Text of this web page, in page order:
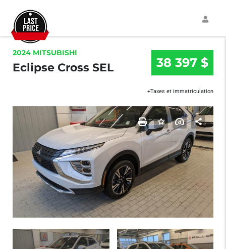
2024 MITSUBISHI
Eclipse Cross SEL 38 397 $
+Taxes et immatriculation